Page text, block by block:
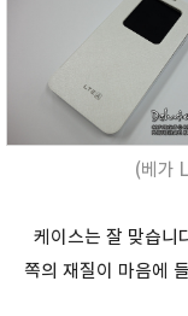
(베가
케이스는 잘 맞습니
쪽의 재질이 마음에